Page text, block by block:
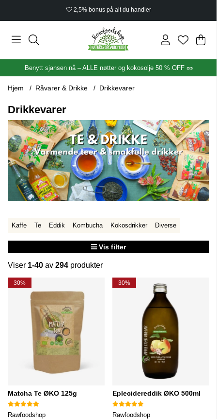
Økologisk sertifisert
.
Benytt sjansen nå – ALLE nøtter og kokosolje 50 % OFF 🥜
Hjem Råvarer & Drikke Drikkevarer
Drikkevarer
Kaffe Te Eddik Kombucha Kokosdrikker Diverse
Vis filter
Viser 1-40 av 294 produkter
Produkter
30%
Matcha Te ØKO 125g
Rawfoodshop
30%
Eplecidereddik ØKO 500ml
Rawfoodshop